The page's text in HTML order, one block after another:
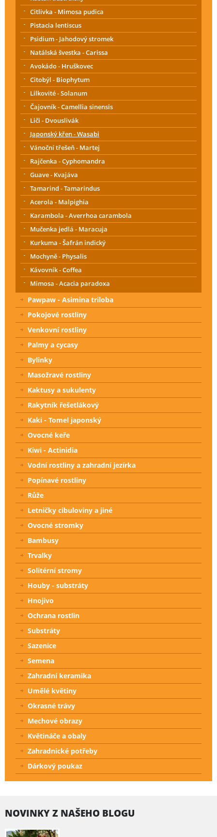
Citlivka - Mimosa pudica
Pistacia lentiscus
Psidium - Jahodový stromek
Natálská švestka - Carissa
Avokádo - Hruškovec
Citobýl - Biophytum
Lilkovité - Solanum
Čajovník - Camellia sinensis
Liči - Dvouslivák
Japonský křen - Wasabi
Vánoční třešeň - Martej
Rajčenka - Cyphomandra
Guave - Kvajáva
Tamarind - Tamarindus
Acerola - Malpighia
Karambola - Averrhoa carambola
Mučenka jedlá - Maracuja
Kurkuma - Šafrán indický
Mochyně - Physalis
Kávovník - Coffea
Mimosa - Acacia paradoxa
Pawpaw - Asimina triloba
Pokojové rostliny
Venkovní rostliny
Palmy a cycasy
Bylinky
Masožravé rostliny
Kaktusy a sukulenty
Rakytník řešetlákový
Kaki - Tomel japonský
Ovocné keře
Kiwi - Actinidia
Vodní rostliny a zahradní jezírka
Popínavé rostliny
Růže
Letničky cibuloviny a jiné
Ovocné stromky
Bambusy
Trvalky
Solitérní stromy
Houby - substráty
Hnojivo
Ochrana rostlin
Substráty
Sazenice
Semena
Zahradní keramika
Umělé květiny
Okrasné trávy
Mechové obrazy
Květináče a obaly
Zahradnické potřeby
Dárkový poukaz
NOVINKY Z NAŠEHO BLOGU